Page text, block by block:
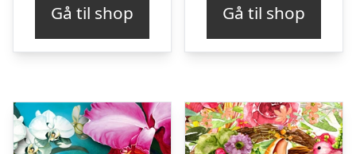
Gå til shop Gå til shop